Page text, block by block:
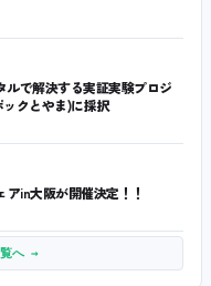
ルで解決する実証実験プロジ
クとやま)に採択
アin大阪が開催決定！！
へ →